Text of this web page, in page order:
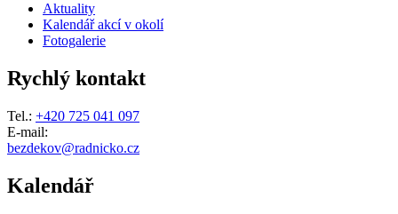
Aktuality
Kalendář akcí v okolí
Fotogalerie
Rychlý kontakt
Tel.: +420 725 041 097
E-mail:
bezdekov@radnicko.cz
Kalendář